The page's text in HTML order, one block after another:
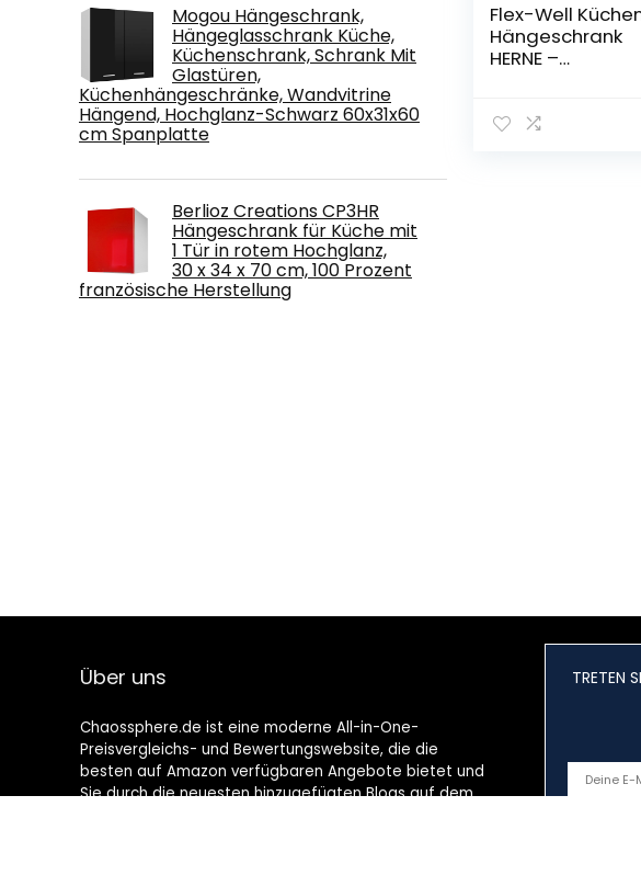
Mogou Hängeschrank,
Hängeglasschrank Küche,
Küchenschrank, Schrank Mit
Glastüren,
Küchenhängeschränke, Wandvitrine
Hängend, Hochglanz-Schwarz 60x31x60
cm Spanplatte
Berlioz Creations CP3HR
Hängeschrank für Küche mit
1 Tür in rotem Hochglanz,
30 x 34 x 70 cm, 100 Prozent
französische Herstellung
Flex-Well
Hängeschrank
HERNE –
cm – Eiche
Über uns
Chaossphere.de ist eine moderne All-in-One-
Preisvergleichs- und Bewertungswebsite, die die
besten auf Amazon verfügbaren Angebote bietet und
Sie durch die neuesten hinzugefügten Blogs auf dem
TRETEN